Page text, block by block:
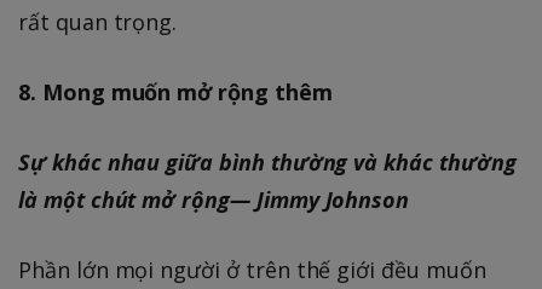
rất quan trọng.
8. Mong muốn mở rộng thêm
Sự khác nhau giữa bình thường và khác thường
là một chút mở rộng— Jimmy Johnson
Phần lớn mọi người ở trên thế giới đều muốn